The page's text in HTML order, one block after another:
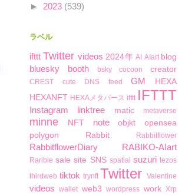
► 2023 (539)
ラベル
ifttt Twitter videos 2024年 AI AIart blog
bluesky booth bsky cocoon creator
CREST cute DNS feed GM
HEXA
HEXANFT HEXAメタバース ifttt IFTTT
Instagram linktree matic metaverse
minne NFT note objkt
opensea
polygon
Rabbit Rabbitflower
RabbitflowerDiary RABIKO-AIart
Rarible sale site SNS spatial suzuri tezos
thirdweb tiktok trynft Twitter Valentine
videos wallet web3 wordpress work Xrp